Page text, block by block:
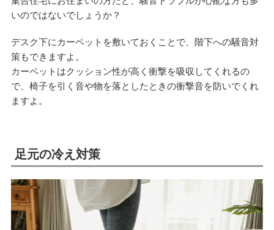
いのではないでしょうか？
デスク下にカーペットを敷いておくことで、階下への騒音対
策もできますよ。
カーペットはクッション性が高く衝撃を吸収してくれるの
で、椅子を引く音や物を落としたときの衝撃音を防いでくれ
ますよ。
足元の冷え対策